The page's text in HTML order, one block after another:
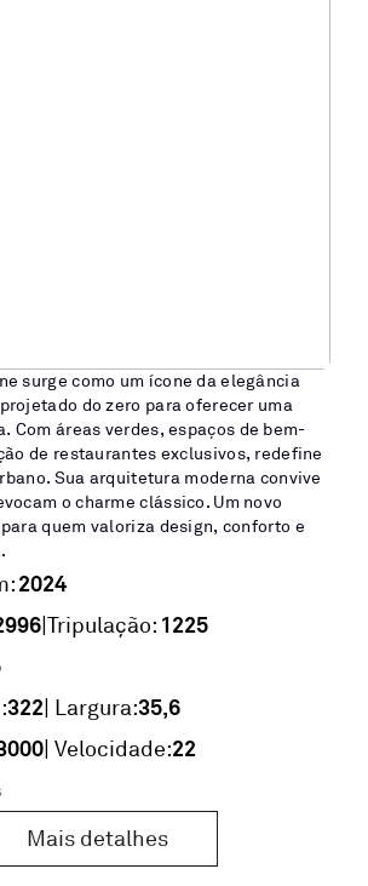
surge como um ícone da elegância
do zero para oferecer uma
Com áreas verdes, espaços de bem-
de restaurantes exclusivos, redefine
Sua arquitetura moderna convive
o charme clássico. Um novo
quem valoriza design, conforto e
2024
|Tripulação: 1225
322| Largura:35,6
| Velocidade:22
Mais detalhes